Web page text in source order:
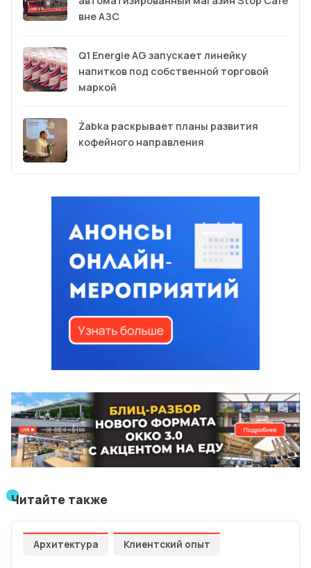
вне АЗС
Q1 Energie AG запускает линейку
напитков под собственной торговой
маркой
Żabka раскрывает планы развития
кофейного направления
Читайте также
Архитектура Клиентский опыт